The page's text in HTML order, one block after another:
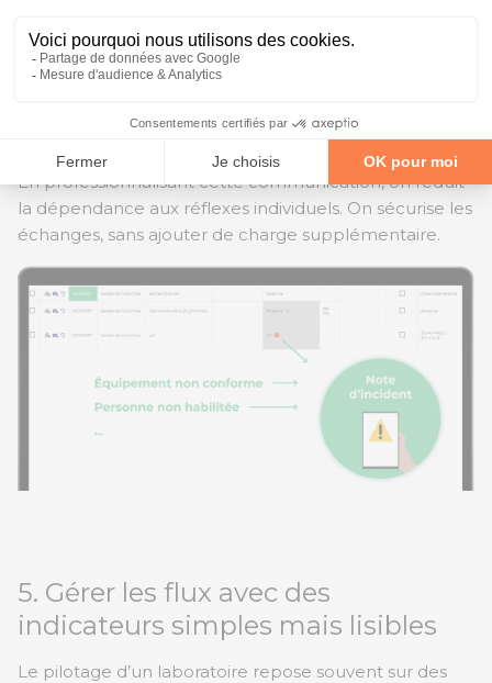
validation manquante. Elles sont traçables, adressées
aux bons interlocuteurs, avec un accusé de réception.
Certaines solutions permettent aussi d’étendre ces
En professionnalisant cette communication, on réduit
la dépendance aux réflexes individuels. On sécurise les
échanges, sans ajouter de charge supplémentaire.
5. Gérer les flux avec des
indicateurs simples mais lisibles
Le pilotage d’un laboratoire repose souvent sur des